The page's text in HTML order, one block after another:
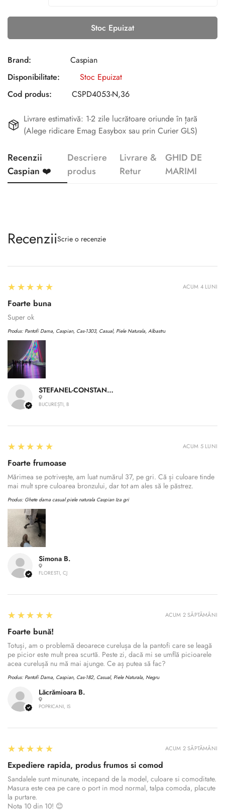
Stoc Epuizat
Brand:
Caspian
Disponibilitate:
Stoc Epuizat
Cod produs:
CSPD4053-N,36
Livrare estimativă: 1-2 zile lucrătoare oriunde în țară
(Alege ridicare Emag Easybox sau prin Curier GLS)
Recenzii
Caspian ❤️
Descriere
produs
Livrare &
Retur
GHID DE
MARIMI
RecenziiScrie o recenzie
STEFANEL-CONSTANTIN A.
BUCUREȘTI, B
5
★★★★★
Foarte buna
Super ok
Produs: Pantofi Dama, Caspian, Cas-1303, Casual, Piele Naturala, Albastru
ACUM 4 LUNI
Simona B.
FLORESTI, CJ
5
★★★★★
Foarte frumoase
Mărimea se potrivește, am luat numărul 37, pe gri. Că și culoare tinde
mai mult spre culoarea bronzului, dar tot am ales să le păstrez.
Produs: Ghete dama casual piele naturala Caspian Iza gri
ACUM 5 LUNI
Lăcrămioara B.
POPRICANI, IS
5
★★★★★
Foarte bună!
Totuși, am o problemă deoarece curelușa de la pantofi care se leagă
pe picior este mult prea scurtă. Peste zi, dacă mi se umflă picioarele
acea curelușă nu mă mai ajunge. Ce aș putea să fac?
Produs: Pantofi Dama, Caspian, Cas-182, Casual, Piele Naturala, Negru
ACUM 2 SĂPTĂMÂNI
5
★★★★★
Expediere rapida, produs frumos si comod
Sandalele sunt minunate, incepand de la model, culoare si comoditate.
Masura este cea pe care o port in mod normal, talpa comoda, placute
la purtare.
Nota 10 din 10! 😊
ACUM 2 SĂPTĂMÂNI